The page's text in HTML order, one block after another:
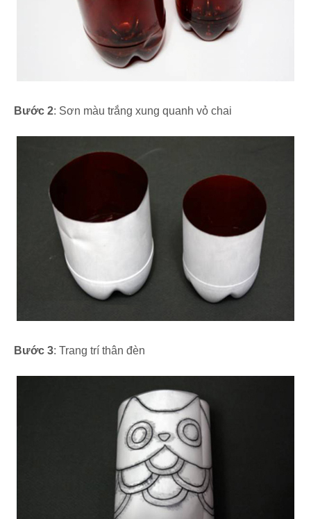
Bước 2: Sơn màu trắng xung quanh vỏ chai
Bước 3: Trang trí thân đèn